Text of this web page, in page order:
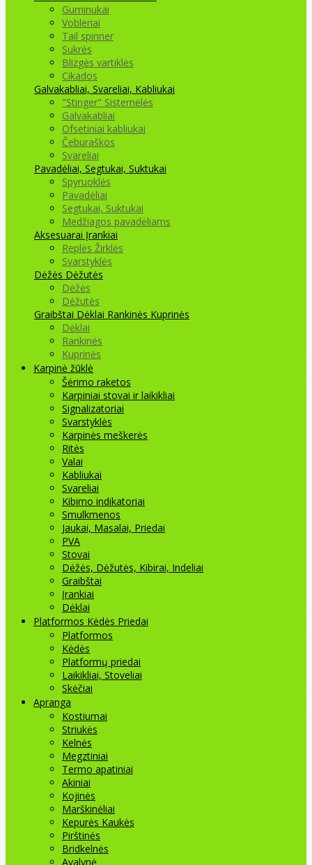
Guminukai
Vobleriai
Tail spinner
Sukrės
Blizgės vartiklės
Cikados
Galvakabliai, Svareliai, Kabliukai
"Stinger" Sistemėlės
Galvakabliai
Ofsetiniai kabliukai
Čeburaškos
Svareliai
Pavadėliai, Segtukai, Suktukai
Spyruoklės
Pavadėliai
Segtukai, Suktukai
Medžiagos pavadėliams
Aksesuarai Įrankiai
Replės Žirklės
Svarstyklės
Dėžės Dėžutės
Dėžės
Dėžutės
Graibštai Dėklai Rankinės Kuprinės
Dėklai
Rankinės
Kuprinės
Karpinė žūklė
Šėrimo raketos
Karpiniai stovai ir laikikliai
Signalizatoriai
Svarstyklės
Karpinės meškerės
Ritės
Valai
Kabliukai
Svareliai
Kibimo indikatoriai
Smulkmenos
Jaukai, Masalai, Priedai
PVA
Stovai
Dėžės, Dėžutės, Kibirai, Indeliai
Graibštai
Įrankiai
Dėklai
Platformos Kėdės Priedai
Platformos
Kėdės
Platformų priedai
Laikikliai, Stoveliai
Skėčiai
Apranga
Kostiumai
Striukės
Kelnės
Megztiniai
Termo apatiniai
Akiniai
Kojinės
Marškinėliai
Kepurės Kaukės
Pirštinės
Bridkelnės
Avalynė